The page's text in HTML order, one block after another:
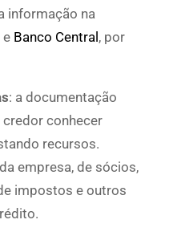
informação na
e Banco Central , por
: a documentação
conhecer
recursos.
empresa, de sócios,
impostos e outros